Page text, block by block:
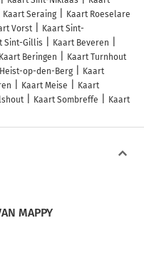
Kaart Seraing
Kaart Roeselare
Vorst
Kaart Sint-
Sint-Gillis
Kaart Beveren
Kaart Beringen
Kaart Turnhout
op-den-Berg
Kaart
Kaart Meise
Kaart
Kaart Sombreffe
Kaart
MAPPY